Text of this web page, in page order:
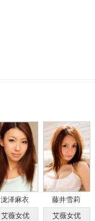
泷泽麻衣
艾薇女优
藤井雪莉
艾薇女优